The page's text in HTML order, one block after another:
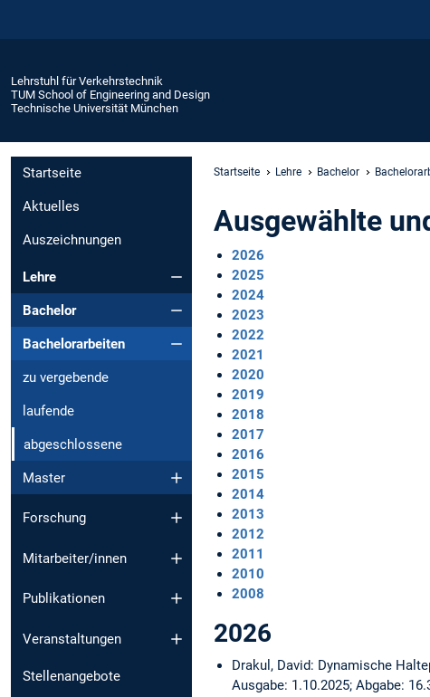
Lehrstuhl für Verkehrstechnik
TUM School of Engineering and Design
Technische Universität München
Startseite
Aktuelles
Auszeichnungen
Lehre
Bachelor
Bachelorarbeiten
zu vergebende
laufende
abgeschlossene
Master
Forschung
Mitarbeiter/innen
Publikationen
Veranstaltungen
Stellenangebote
Startseite Lehre Bachelor
Ausgewählte
2026
2025
2024
2023
2022
2021
2020
2019
2018
2017
2016
2015
2014
2013
2012
2011
2010
2008
2026
Drakul, David: Dynamische
Ausgabe: 1.10.2025; Abgabe: